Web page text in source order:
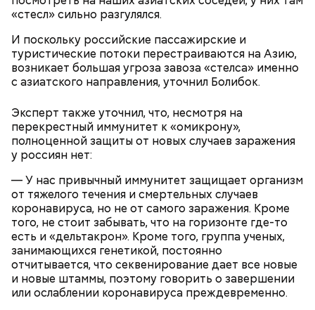
«стесл» сильно разгулялся.
И поскольку российские пассажирские и
туристические потоки перестраиваются на Азию,
возникает большая угроза завоза «стелса» именно
с азиатского направления, уточнил Болибок.
Эксперт также уточнил, что, несмотря на
перекрестный иммунитет к «омикрону»,
полноценной защиты от новых случаев заражения
у россиян нет:
— У нас привычный иммунитет защищает организм
от тяжелого течения и смертельных случаев
коронавируса, но не от самого заражения. Кроме
того, не стоит забывать, что на горизонте где-то
есть и «дельтакрон». Кроме того, группа ученых,
занимающихся генетикой, постоянно
отчитывается, что секвенирование дает все новые
и новые штаммы, поэтому говорить о завершении
или ослаблении коронавируса преждевременно.
— Может пробить заряд на человека. Нужно вести
себя очень осторожно, будто увидели дикого
зверя, затаиться, — добавил академик.
Одним из запоминающихся событий того периода
для Макеева стал футбольный матч между
киевским «Динамо» и мадридским «Атлетико»,
который состоялся 3 мая в Киеве. Полк Макеева жил
в палатках в лесу около Варовичей, в 12 километрах
от Припяти. А солдатам очень хотелось увидеть
трансляцию матча. Макеев поехал к секретарю
партийной организации колхоза и попросил
одолжить телевизор.
О, всесвятый Николае, угодниче преизрядный
Господень, теплый наш заступниче, и везде в
скорбех скорый помощниче!